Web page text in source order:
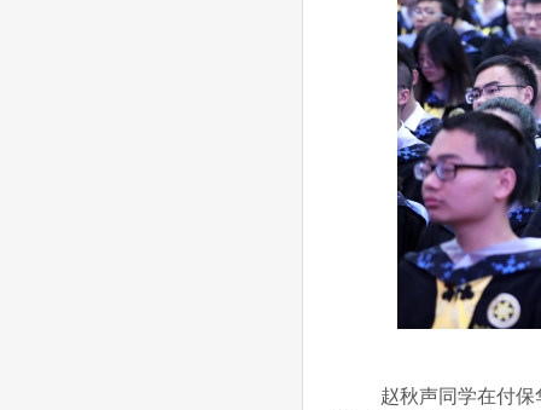
赵秋声同学在付保